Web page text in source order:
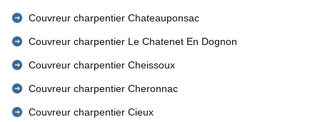
Couvreur charpentier Chateauponsac
Couvreur charpentier Le Chatenet En Dognon
Couvreur charpentier Cheissoux
Couvreur charpentier Cheronnac
Couvreur charpentier Cieux